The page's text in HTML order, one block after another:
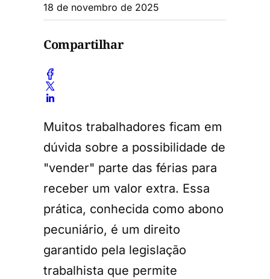
18 de novembro de 2025
Compartilhar
Muitos trabalhadores ficam em
dúvida sobre a possibilidade de
"vender" parte das férias para
receber um valor extra. Essa
prática, conhecida como abono
pecuniário, é um direito
garantido pela legislação
trabalhista que permite